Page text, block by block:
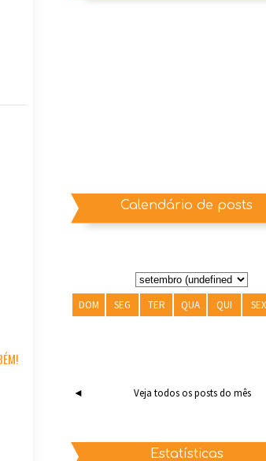
Calendário de posts
DOM SEG TER QUA QUI SEX
◄ Veja todos os posts do mês
Estatísticas